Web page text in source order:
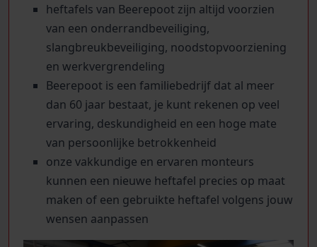
heftafels van Beerepoot zijn altijd voorzien
van een onderrandbeveiliging,
slangbreukbeveiliging, noodstopvoorziening
en werkvergrendeling
Beerepoot is een familiebedrijf dat al meer
dan 60 jaar bestaat, je kunt rekenen op veel
ervaring, deskundigheid en een hoge mate
van persoonlijke betrokkenheid
onze vakkundige en ervaren monteurs
kunnen een nieuwe heftafel precies op maat
maken of een gebruikte heftafel volgens jouw
wensen aanpassen